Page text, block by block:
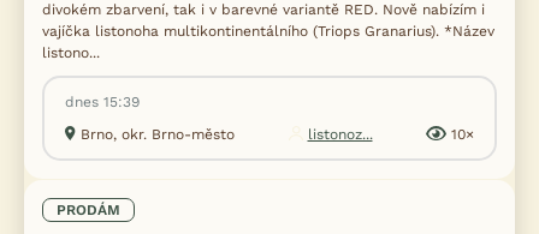
divokém zbarvení, tak i v barevné variantě RED. Nově nabízím i
vajíčka listonoha multikontinentálního (Triops Granarius). *Název
listono...
dnes 15:39
Brno, okr. Brno-město
listonoz... 10×
PRODÁM